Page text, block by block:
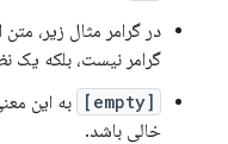
در گرامر مثال زیر، متن
گرامر نیست، بلکه یک
[empty]
به این
خالی باشد.